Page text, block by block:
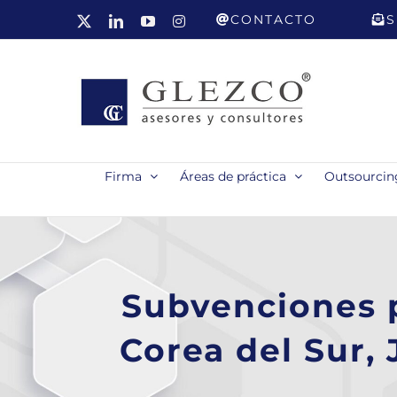
LinkedInYouTubeInstagramCONTACTO
Firma Áreas de práctica
Subvenciones
Corea del Sur,